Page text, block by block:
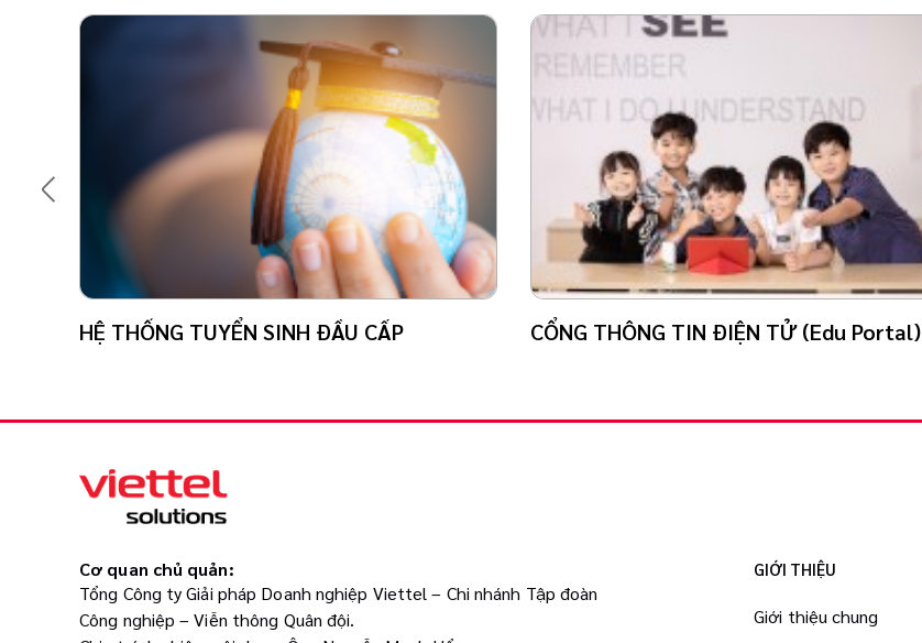
HỆ THỐNG TUYỂN SINH ĐẦU CẤP CỔNG THÔNG TIN ĐIỆN TỬ (Edu Portal)
Cơ quan chủ quản:
Tổng Công ty Giải pháp Doanh nghiệp Viettel – Chi nhánh Tập đoàn
Công nghiệp – Viễn thông Quân đội.
GIỚI THIỆU
Giới thiệu chung